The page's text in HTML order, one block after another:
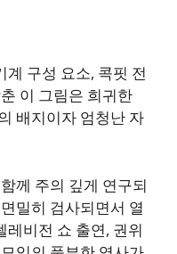
구성 요소, 콕핏 전
이 그림은 희귀한
배지이자 엄청난 자
께 주의 깊게 연구되
밀히 검사되면서 열
레비전 쇼 출연, 권위